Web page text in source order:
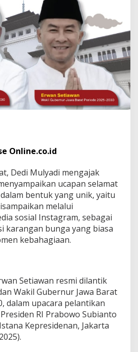
t
e
d
i
y
a
d
a
k
a
s
y
a
r
a
k
a
i
k
a
n
U
c
a
Online.co.id
Dedi Mulyadi mengajak
ucapan selamat
bentuk yang unik, yaitu
melalui
sosial Instagram, sebagai
karangan bunga yang biasa
kebahagiaan.
Setiawan resmi dilantik
Wakil Gubernur Jawa Barat
dalam upacara pelantikan
RI Prabowo Subianto
Kepresidenan, Jakarta